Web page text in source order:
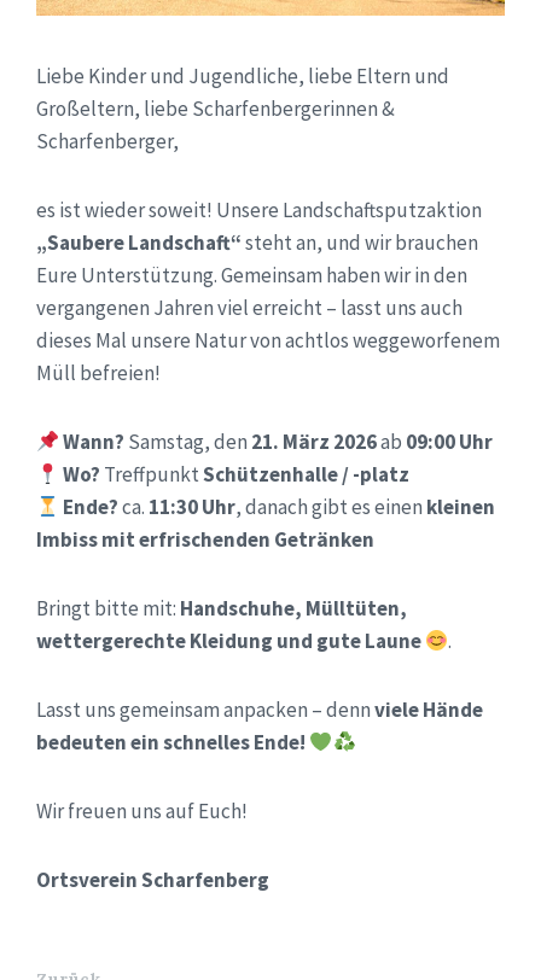
Liebe Kinder und Jugendliche, liebe Eltern und
Großeltern, liebe Scharfenbergerinnen &
Scharfenberger,
es ist wieder soweit! Unsere Landschaftsputzaktion
„Saubere Landschaft“steht an, und wir brauchen
Eure Unterstützung. Gemeinsam haben wir in den
vergangenen Jahren viel erreicht – lasst uns auch
dieses Mal unsere Natur von achtlos weggeworfenem
Müll befreien!
Wann? Samstag, den 21. März 2026ab 09:00 Uhr
Wo? TreffpunktSchützenhalle / -platz
Ende?ca. 11:30 Uhr, danach gibt es einen kleinen
Imbiss mit erfrischenden Getränken
Bringt bitte mit: Handschuhe, Mülltüten,
wettergerechte Kleidung und gute Laune
.
Lasst uns gemeinsam anpacken – dennviele Hände
bedeuten ein schnelles Ende!
Wir freuen uns auf Euch!
Ortsverein Scharfenberg